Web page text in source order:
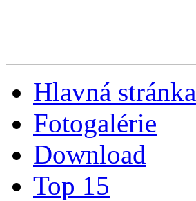
Hlavná stránka
Fotogalérie
Download
Top 15